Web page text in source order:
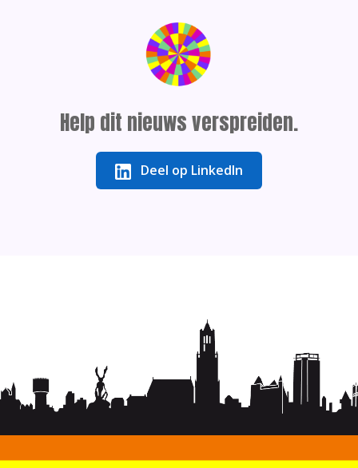
Help dit nieuws verspreiden.
Deel op LinkedIn